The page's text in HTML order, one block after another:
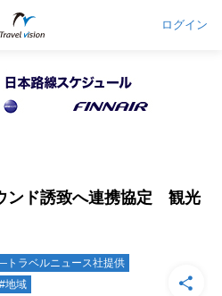
ログイン
ンド誘致へ連携協定 観光
トラベルニュース社提供
#地域